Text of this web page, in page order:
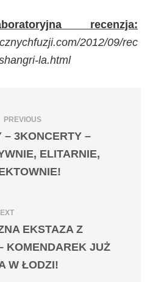
recenzja:
2012/09/rec
la.html
PREVIOUS
– 3KONCERTY –
ELITARNIE,
EKSTAZA Z
KOMENDAREK JUŻ
W ŁODZI!